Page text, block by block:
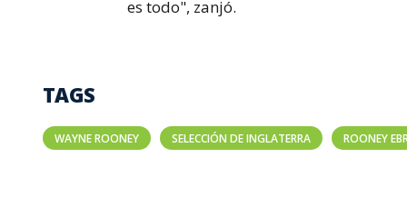
es todo", zanjó.
TAGS
WAYNE ROONEY SELECCIÓN DE INGLATERRA ROONEY